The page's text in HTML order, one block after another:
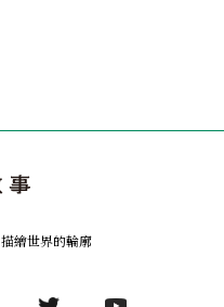
描繪世界的輪廓